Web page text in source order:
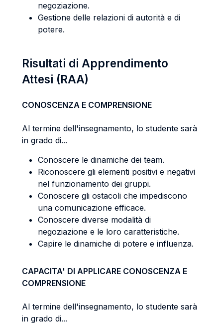
negoziazione.
Gestione delle relazioni di autorità e di
potere.
Risultati di Apprendimento
Attesi (RAA)
CONOSCENZA E COMPRENSIONE
Al termine dell'insegnamento, lo studente sarà
in grado di...
Conoscere le dinamiche dei team.
Riconoscere gli elementi positivi e negativi
nel funzionamento dei gruppi.
Conoscere gli ostacoli che impediscono
una comunicazione efficace.
Conoscere diverse modalità di
negoziazione e le loro caratteristiche.
Capire le dinamiche di potere e influenza.
CAPACITA' DI APPLICARE CONOSCENZA E
COMPRENSIONE
Al termine dell'insegnamento, lo studente sarà
in grado di...